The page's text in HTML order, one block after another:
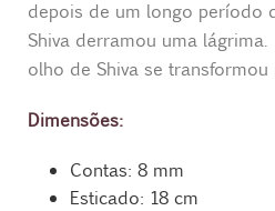
depois de um longo período
Shiva derramou uma
olho de Shiva se transformou
Dimensões:
Contas: 8 mm
Esticado: 18 cm